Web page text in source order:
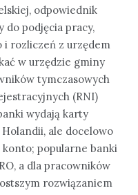
odpowiednik
do podjęcia pracy,
i rozliczeń z urzędem
w urzędzie gminy
tymczasowych
(RNI)
wydają karty
ale docelowo
popularne banki
a dla pracowników
rozwiązaniem